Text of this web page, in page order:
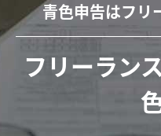
青色申告はフリ
フリーラン